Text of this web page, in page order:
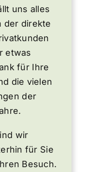
uns alles
der direkte
etwas
für Ihre
die vielen
der
wir
für Sie
Besuch.